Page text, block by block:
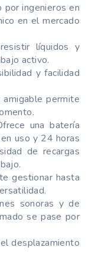
por ingenieros en
en el mercado
líquidos y
activo.
y facilidad
amigable permite
una batería
uso y 24 horas
de recargas
gestionar hasta
sonoras y de
se pase por
desplazamiento